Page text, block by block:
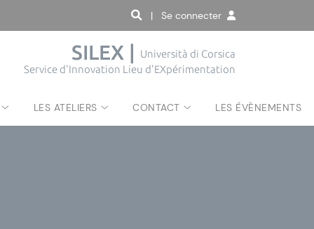
| Se connecter
SILEX |
Università di Corsica
Service d'Innovation Lieu d'EXpérimentation
LES ATELIERS CONTACT LES ÉVÈNEMENTS